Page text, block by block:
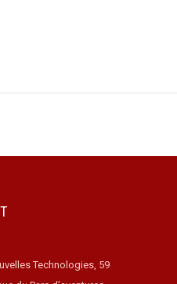
Technologies, 59